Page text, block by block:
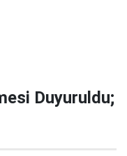
Duyuruldu;